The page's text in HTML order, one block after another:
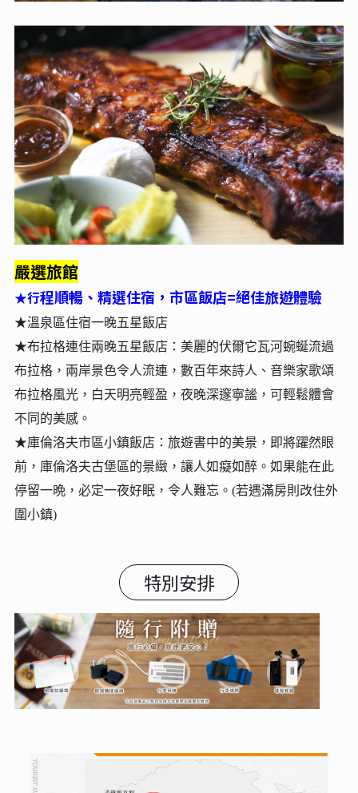
嚴選旅館
★行程順暢、精選住宿，市區飯店=絕佳旅遊體驗
★溫泉區住宿一晚五星飯店
★布拉格連住兩晚五星飯店： 美麗的伏爾它瓦河蜿蜒流過
布拉格，兩岸景色令人流連，數百年來詩人、音樂家歌頌
布拉格風光，白天明亮輕盈，夜晚深邃寧謐，可輕鬆體會
不同的美感。
★庫倫洛夫市區小鎮飯店：旅遊書中的美景，即將躍然眼
前，庫倫洛夫古堡區的景緻，讓人如癡如醉。如果能在此
停留一晩，必定一夜好眠，令人難忘。(若遇滿房則改住外
圍小鎮)
特別安排